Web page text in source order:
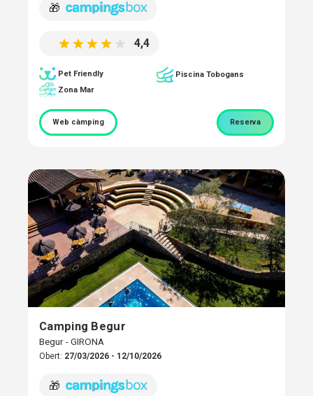
🎁
4,4
Pet Friendly
Piscina Tobogans
Zona Mar
Web càmping Reserva
Camping Begur
Begur - GIRONA
Obert: 27/03/2026 - 12/10/2026
🎁